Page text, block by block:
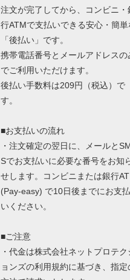
注文が完了してから、コンビニ・
行ATMで支払いできる安心・簡単
「後払い」です。
携帯電話番号とメールアドレスの
でご利用いただけます。
後払い手数料は209円（税込）で
す。
■お支払いの流れ
・注文確定の翌日に、メールと
Sでお支払いに必要な番号をお知
せします。コンビニまたは銀行
(Pay-easy) で10日後までにお支払
いください。
■ご注意
・代金は株式会社ネットプロテク
ョンズの利用規約に基づき、指定